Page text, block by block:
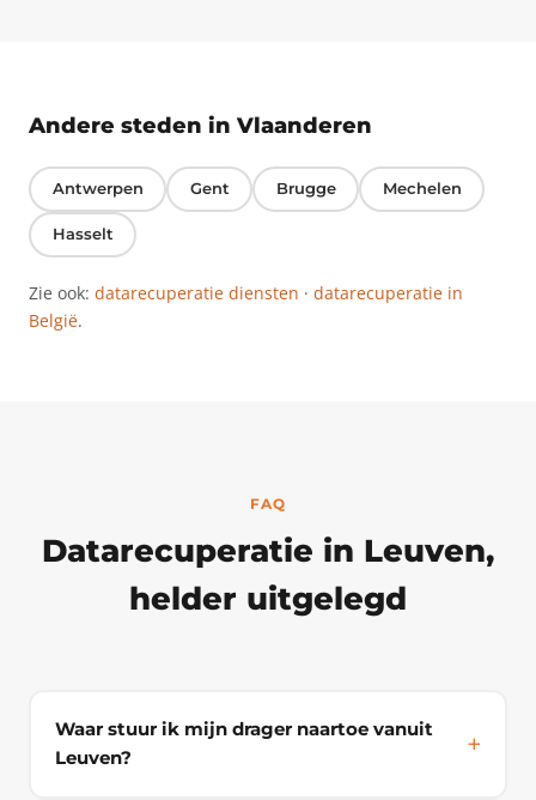
Andere steden in Vlaanderen
Antwerpen Gent Brugge Mechelen
Hasselt
Zie ook: datarecuperatie diensten · datarecuperatie in
België.
FAQ
Datarecuperatie in Leuven,
helder uitgelegd
Waar stuur ik mijn drager naartoe vanuit
Leuven?